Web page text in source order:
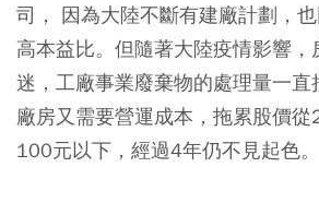
司， 因為大陸不斷有建廠計劃，
高本益比。但隨著大陸疫情影響
迷，工廠事業廢棄物的處理量一直
廠房又需要營運成本，拖累股價
100元以下，經過4年仍不見起色。